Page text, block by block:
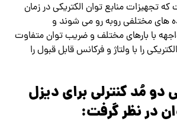
تجهیزات منابع توان الکتریکی در زمان
های مختلفی روبه رو می شوند و
با بارهای مختلف و ضریب توان متفاوت
را با ولتاژ و فرکانس قابل قبول را
دو مُد کنترلی برای دیزل
در نظر گرفت: